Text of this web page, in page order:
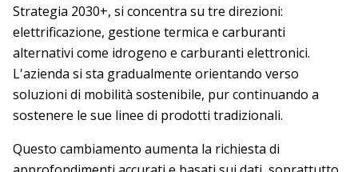
Strategia 2030+, si concentra su tre direzioni:
elettrificazione, gestione termica e carburanti
alternativi come idrogeno e carburanti elettronici.
L'azienda si sta gradualmente orientando verso
soluzioni di mobilità sostenibile, pur continuando a
sostenere le sue linee di prodotti tradizionali.
Questo cambiamento aumenta la richiesta di